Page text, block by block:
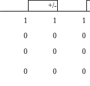
+/-
1 1
1
0 0
0
0 0
0
0 0
0